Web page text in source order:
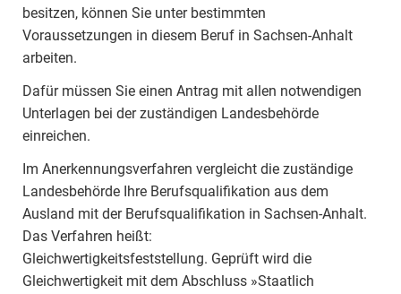
besitzen, können Sie unter bestimmten
Voraussetzungen in diesem Beruf in Sachsen-Anhalt
arbeiten.
Dafür müssen Sie einen Antrag mit allen notwendigen
Unterlagen bei der zuständigen Landesbehörde
einreichen.
Im Anerkennungsverfahren vergleicht die zuständige
Landesbehörde Ihre Berufsqualifikation aus dem
Ausland mit der Berufsqualifikation in Sachsen-Anhalt.
Das Verfahren heißt:
Gleichwertigkeitsfeststellung. Geprüft wird die
Gleichwertigkeit mit dem Abschluss »Staatlich